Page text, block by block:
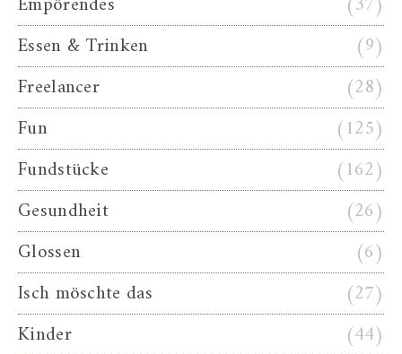
Essen & Trinken
(9)
Freelancer
(28)
Fun
(125)
Fundstücke
(162)
Gesundheit
(26)
Glossen
(6)
Isch möschte das
(27)
Kinder
(44)